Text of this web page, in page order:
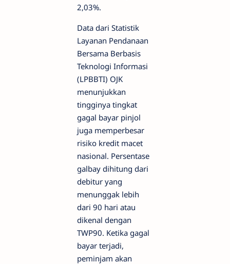
2,03%.
Data dari Statistik
Layanan Pendanaan
Bersama Berbasis
Teknologi Informasi
(LPBBTI) OJK
menunjukkan
tingginya tingkat
gagal bayar pinjol
juga memperbesar
risiko kredit macet
nasional. Persentase
galbay dihitung dari
debitur yang
menunggak lebih
dari 90 hari atau
dikenal dengan
TWP90. Ketika gagal
bayar terjadi,
peminjam akan